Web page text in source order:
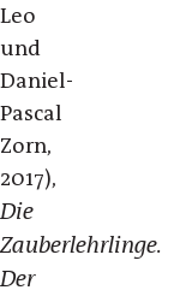
Leo
und
Daniel-
Pascal
Zorn,
2017),
Die
Zauberlehrlinge.
Der